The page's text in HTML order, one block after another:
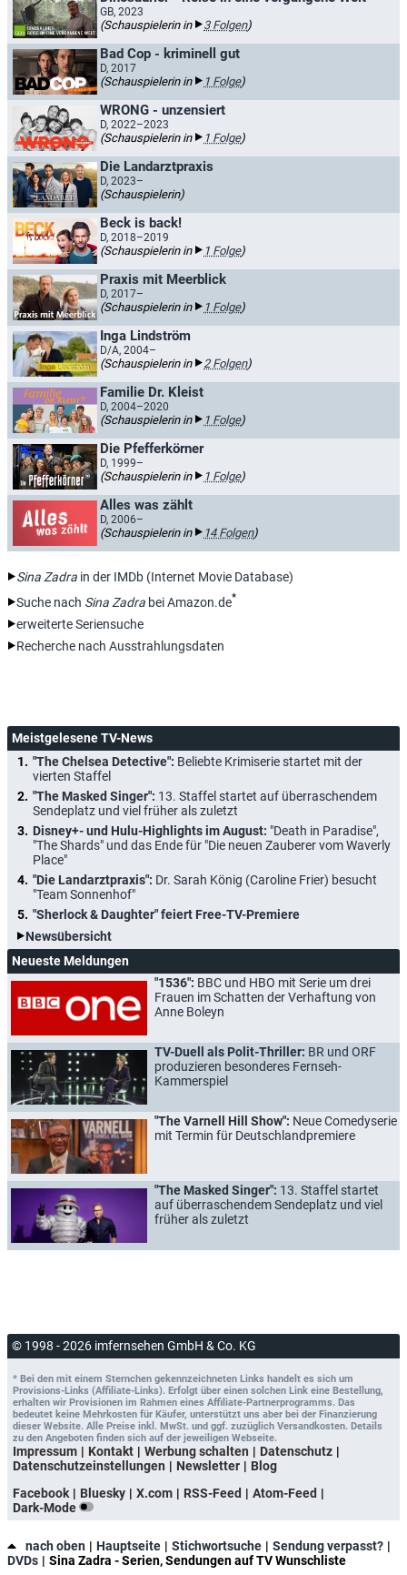
GB, 2023
(Schauspielerin in 3 Folgen)
Bad Cop - kriminell gut
D, 2017
(Schauspielerin in 1 Folge)
WRONG - unzensiert
D, 2022–2023
(Schauspielerin in 1 Folge)
Die Landarztpraxis
D, 2023–
(Schauspielerin)
Beck is back!
D, 2018–2019
(Schauspielerin in 1 Folge)
Praxis mit Meerblick
D, 2017–
(Schauspielerin in 1 Folge)
Inga Lindström
D/A, 2004–
(Schauspielerin in 2 Folgen)
Familie Dr. Kleist
D, 2004–2020
(Schauspielerin in 1 Folge)
Die Pfefferkörner
D, 1999–
(Schauspielerin in 1 Folge)
Alles was zählt
D, 2006–
(Schauspielerin in 14 Folgen)
Sina Zadra in der IMDb (Internet Movie Database)
Suche nach Sina Zadra bei Amazon.de*
erweiterte Seriensuche
Recherche nach Ausstrahlungsdaten
Meistgelesene TV-News
"The Chelsea Detective": Beliebte Krimiserie startet mit der
vierten Staffel
"The Masked Singer": 13. Staffel startet auf überraschendem
Sendeplatz und viel früher als zuletzt
Disney+- und Hulu-Highlights im August: "Death in Paradise",
"The Shards" und das Ende für "Die neuen Zauberer vom Waverly
Place"
"Die Landarztpraxis": Dr. Sarah König (Caroline Frier) besucht
"Team Sonnenhof"
"Sherlock & Daughter" feiert Free-TV-Premiere
Newsübersicht
Neueste Meldungen
"1536": BBC und HBO mit Serie um drei
Frauen im Schatten der Verhaftung von
Anne Boleyn
TV-Duell als Polit-Thriller: BR und ORF
produzieren besonderes Fernseh-
Kammerspiel
"The Varnell Hill Show": Neue Comedyserie
mit Termin für Deutschlandpremiere
"The Masked Singer": 13. Staffel startet
auf überraschendem Sendeplatz und viel
früher als zuletzt
© 1998 - 2026 imfernsehen GmbH & Co. KG
* Bei den mit einem Sternchen gekennzeichneten Links handelt es sich um
Provisions-Links (Affiliate-Links). Erfolgt über einen solchen Link eine Bestellung,
erhalten wir Provisionen im Rahmen eines Affiliate-Partnerprogramms. Das
bedeutet keine Mehrkosten für Käufer, unterstützt uns aber bei der Finanzierung
dieser Website. Alle Preise inkl. MwSt. und ggf. zuzüglich Versandkosten. Details
zu den Angeboten finden sich auf der jeweiligen Webseite.
Impressum Kontakt Werbung schalten
Datenschutz
Datenschutzeinstellungen
Newsletter
Blog
Facebook
Bluesky X.com RSS-Feed
Atom-Feed
Dark-Mode
nach oben Hauptseite Stichwortsuche
Sendung verpasst?
DVDs
Sina Zadra - Serien, Sendungen auf TV Wunschliste